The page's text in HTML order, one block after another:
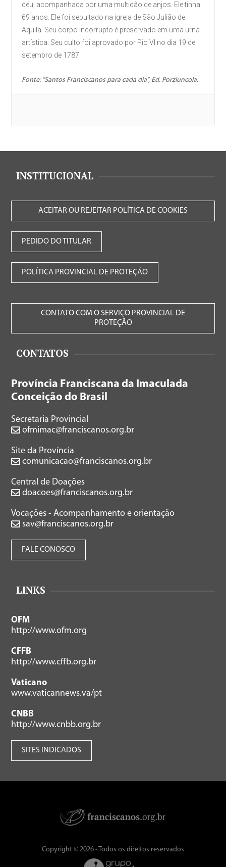
céu, acompanhada por uma multidão de anjos. Ele tinha
69 anos. Ele foi sepultado na igreja de São Julião de
Aquila. Seu corpo incorrupto é preservado em uma urna
artística. Seu culto foi aprovado por Pio VI no dia 19 de
setembro de 1787.
Fonte: “Santos Franciscanos para cada dia”, Ed. Porziuncola.
INSTITUCIONAL
ACEITAR OU REJEITAR POLÍTICA DE COOKIES
PEDIDO DO TITULAR
POLÍTICA PROVINCIAL DE PROTEÇÃO
CONTATO COM O SERVIÇO PROVINCIAL DE
PROTEÇÃO
CONTATOS
Província Franciscana da Imaculada
Conceição do Brasil
Secretaria Provincial
ofmimac@franciscanos.org.br
Site da Província
comunicacao@franciscanos.org.br
Central de Doações
doacoes@franciscanos.org.br
Vocações - Acompanhamento e orientação
sav@franciscanos.org.br
FALE CONOSCO
LINKS
OFM
http://www.ofm.org
CFFB
http://www.cffb.org.br
Vaticano
www.vaticannews.va/pt
CNBB
http://www.cnbb.org.br
SITES INDICADOS
Copyright © 2026 - Todos os direitos reservados